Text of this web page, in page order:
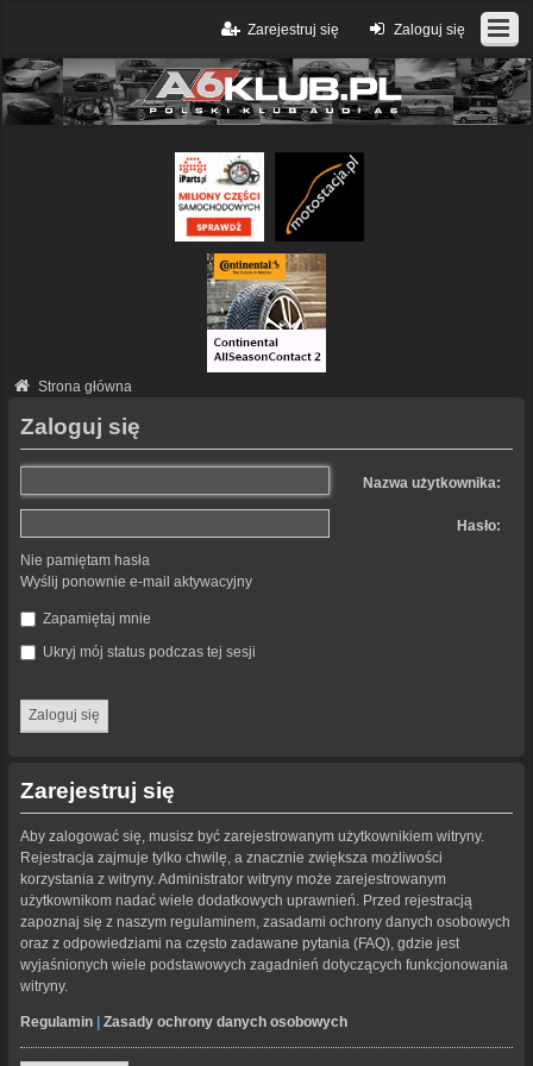
Zaloguj się
Zarejestruj się
Strona główna
Zaloguj się
Nazwa użytkownika:
Hasło:
Nie pamiętam hasła
Wyślij ponownie e-mail aktywacyjny
Zapamiętaj mnie
Ukryj mój status podczas tej sesji
Zarejestruj się
Aby zalogować się, musisz być zarejestrowanym użytkownikiem witryny.
Rejestracja zajmuje tylko chwilę, a znacznie zwiększa możliwości
korzystania z witryny. Administrator witryny może zarejestrowanym
użytkownikom nadać wiele dodatkowych uprawnień. Przed rejestracją
zapoznaj się z naszym regulaminem, zasadami ochrony danych osobowych
oraz z odpowiedziami na często zadawane pytania (FAQ), gdzie jest
wyjaśnionych wiele podstawowych zagadnień dotyczących funkcjonowania
witryny.
Regulamin Zasady ochrony danych osobowych